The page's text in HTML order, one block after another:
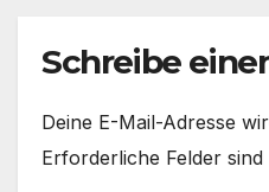
Schreibe
Deine E-Mail-Adresse
Erforderliche Felder sind